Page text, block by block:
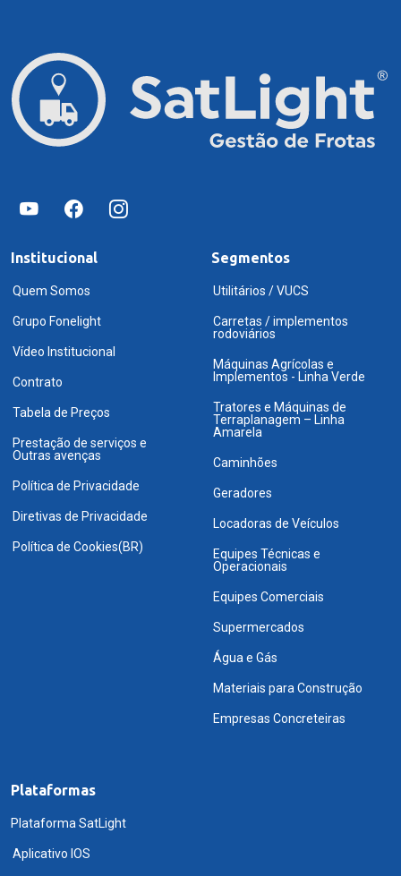
Institucional
Quem Somos
Grupo Fonelight
Vídeo Institucional
Contrato
Tabela de Preços
Prestação de serviços e
Outras avenças
Política de Privacidade
Diretivas de Privacidade
Política de Cookies(BR)
Segmentos
Utilitários / VUCS
Carretas / implementos
rodoviários
Máquinas Agrícolas e
Implementos - Linha Verde
Tratores e Máquinas de
Terraplanagem – Linha
Amarela
Caminhões
Geradores
Locadoras de Veículos
Equipes Técnicas e
Operacionais
Equipes Comerciais
Supermercados
Água e Gás
Materiais para Construção
Empresas Concreteiras
Plataformas
Plataforma SatLight
Aplicativo IOS